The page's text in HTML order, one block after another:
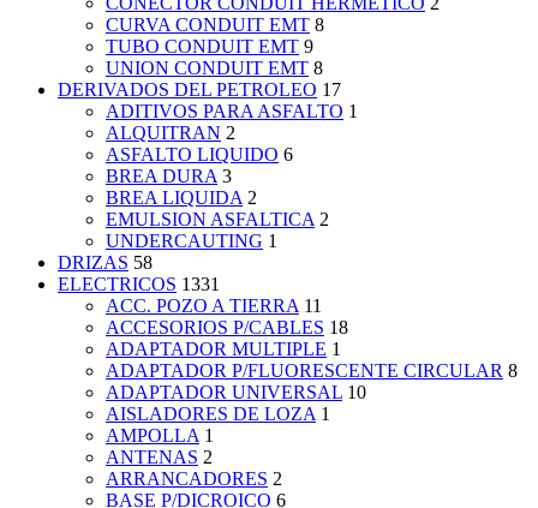
CURVA CONDUIT EMT 8
TUBO CONDUIT EMT 9
UNION CONDUIT EMT 8
DERIVADOS DEL PETROLEO 17
ADITIVOS PARA ASFALTO 1
ALQUITRAN 2
ASFALTO LIQUIDO 6
BREA DURA 3
BREA LIQUIDA 2
EMULSION ASFALTICA 2
UNDERCAUTING 1
DRIZAS 58
ELECTRICOS 1331
ACC. POZO A TIERRA 11
ACCESORIOS P/CABLES 18
ADAPTADOR MULTIPLE 1
ADAPTADOR P/FLUORESCENTE CIRCULAR 8
ADAPTADOR UNIVERSAL 10
AISLADORES DE LOZA 1
AMPOLLA 1
ANTENAS 2
ARRANCADORES 2
BASE P/DICROICO 6